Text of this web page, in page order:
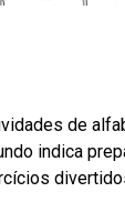
de
indica